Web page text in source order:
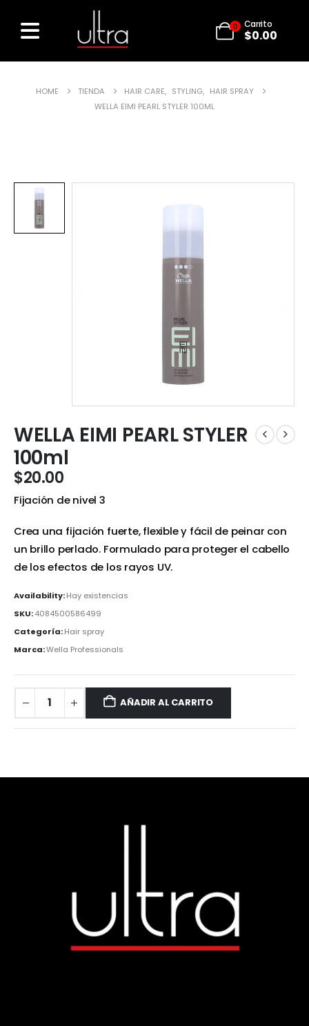
0 Carrito
$0.00
HOME TIENDA HAIR CARE, STYLING, HAIR SPRAY
WELLA EIMI PEARL STYLER 100ML
WELLA EIMI PEARL STYLER
100ml
$20.00
Fijación de nivel 3
Crea una fijación fuerte, flexible y fácil de peinar con
un brillo perlado. Formulado para proteger el cabello
de los efectos de los rayos UV.
Availability:Hay existencias
SKU:4084500586499
Categoría:Hair spray
Marca:Wella Professionals
AÑADIR AL CARRITO